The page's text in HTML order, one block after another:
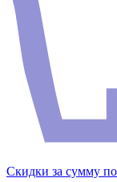
Скидки за сумму